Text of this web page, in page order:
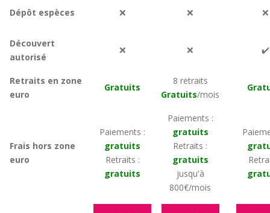
Dépôt espèces ❌ ❌ ❌
Découvert
autorisé
❌ ❌ ✔️
Retraits en zone
euro
Gratuits
8 retraits
Gratuits/mois
Frais hors zone
euro
Paiements :
gratuits
Retraits :
gratuits
Paiements :
gratuits
Retraits :
gratuits
jusqu'à
800€/mois